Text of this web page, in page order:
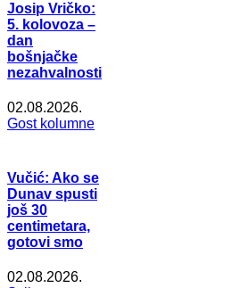
Josip Vričko:
5. kolovoza –
dan
bošnjačke
nezahvalnosti
02.08.2026.
Gost kolumne
Vučić: Ako se
Dunav spusti
još 30
centimetara,
gotovi smo
02.08.2026.